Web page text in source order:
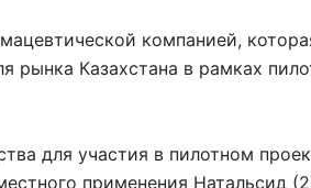
компанией,
рынка Казахстана в рамках
для участия в пилотном
применения Натальсид